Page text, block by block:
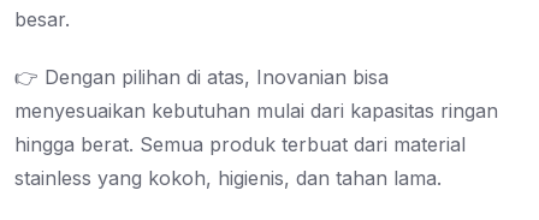
besar.
👉 Dengan pilihan di atas, Inovanian bisa
menyesuaikan kebutuhan mulai dari kapasitas ringan
hingga berat. Semua produk terbuat dari material
stainless yang kokoh, higienis, dan tahan lama.